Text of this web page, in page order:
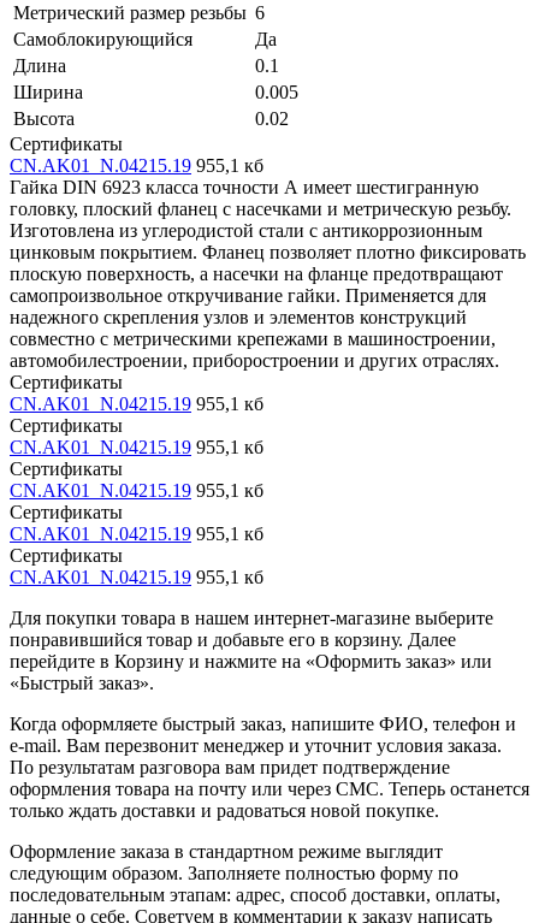
Метрический размер резьбы 6
Самоблокирующийся
Да
Длина
0.1
Ширина
0.005
Высота
0.02
Сертификаты
CN.AK01_N.04215.19 955,1 кб
Гайка DIN 6923 класса точности А имеет шестигранную
головку, плоский фланец с насечками и метрическую резьбу.
Изготовлена из углеродистой стали с антикоррозионным
цинковым покрытием. Фланец позволяет плотно фиксировать
плоскую поверхность, а насечки на фланце предотвращают
самопроизвольное откручивание гайки. Применяется для
надежного скрепления узлов и элементов конструкций
совместно с метрическими крепежами в машиностроении,
автомобилестроении, приборостроении и других отраслях.
Сертификаты
CN.AK01_N.04215.19 955,1 кб
Сертификаты
CN.AK01_N.04215.19 955,1 кб
Сертификаты
CN.AK01_N.04215.19 955,1 кб
Сертификаты
CN.AK01_N.04215.19 955,1 кб
Сертификаты
CN.AK01_N.04215.19 955,1 кб
Для покупки товара в нашем интернет-магазине выберите
понравившийся товар и добавьте его в корзину. Далее
перейдите в Корзину и нажмите на «Оформить заказ» или
«Быстрый заказ».
Когда оформляете быстрый заказ, напишите ФИО, телефон и
e-mail. Вам перезвонит менеджер и уточнит условия заказа.
По результатам разговора вам придет подтверждение
оформления товара на почту или через СМС. Теперь останется
только ждать доставки и радоваться новой покупке.
Оформление заказа в стандартном режиме выглядит
следующим образом. Заполняете полностью форму по
последовательным этапам: адрес, способ доставки, оплаты,
данные о себе. Советуем в комментарии к заказу написать